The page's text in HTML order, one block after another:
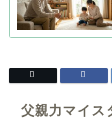
父親力マイス